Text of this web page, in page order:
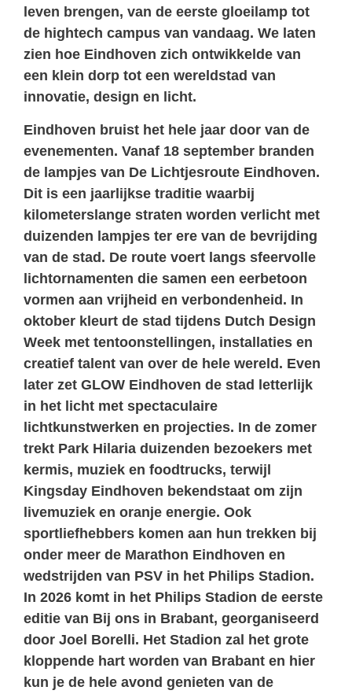
leven brengen, van de eerste gloeilamp tot
de hightech campus van vandaag. We laten
zien hoe Eindhoven zich ontwikkelde van
een klein dorp tot een wereldstad van
innovatie, design en licht.
Eindhoven bruist het hele jaar door van de
evenementen. Vanaf 18 september branden
de lampjes van De Lichtjesroute Eindhoven.
Dit is een jaarlijkse traditie waarbij
kilometerslange straten worden verlicht met
duizenden lampjes ter ere van de bevrijding
van de stad. De route voert langs sfeervolle
lichtornamenten die samen een eerbetoon
vormen aan vrijheid en verbondenheid. In
oktober kleurt de stad tijdens Dutch Design
Week met tentoonstellingen, installaties en
creatief talent van over de hele wereld. Even
later zet GLOW Eindhoven de stad letterlijk
in het licht met spectaculaire
lichtkunstwerken en projecties. In de zomer
trekt Park Hilaria duizenden bezoekers met
kermis, muziek en foodtrucks, terwijl
Kingsday Eindhoven bekendstaat om zijn
livemuziek en oranje energie. Ook
sportliefhebbers komen aan hun trekken bij
onder meer de Marathon Eindhoven en
wedstrijden van PSV in het Philips Stadion.
In 2026 komt in het Philips Stadion de eerste
editie van Bij ons in Brabant, georganiseerd
door Joel Borelli. Het Stadion zal het grote
kloppende hart worden van Brabant en hier
kun je de hele avond genieten van de